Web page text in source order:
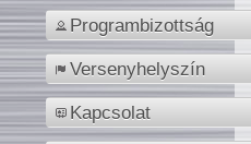
Programbizottság
Versenyhelyszín
Kapcsolat